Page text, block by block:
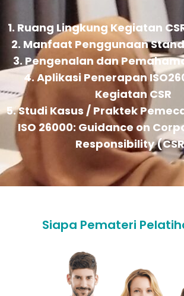
1. Ruang Lingkung Kegiatan
2. Manfaat Penggunaan
3. Pengenalan dan
4. Aplikasi Penerapan
Kegiatan CSR
5. Studi Kasus / Praktek
ISO 26000: Guidance on
Responsibility
Siapa Pemateri